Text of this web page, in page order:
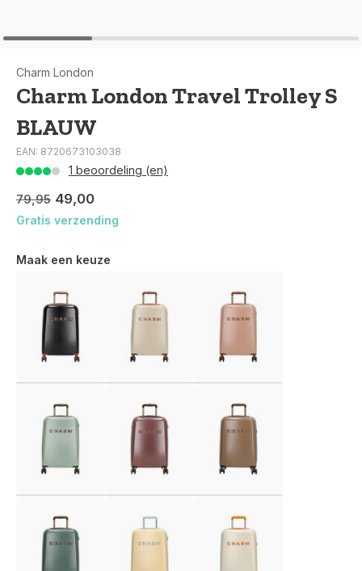
Charm London
Charm London Travel Trolley S
BLAUW
EAN: 8720673103038
1 beoordeling (en)
79,95 49,00
Gratis verzending
Maak een keuze